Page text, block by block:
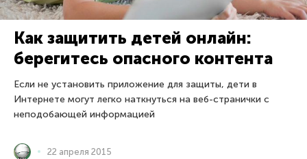
Как защитить детей онлайн:
берегитесь опасного контента
Если не установить приложение для защиты, дети в
Интернете могут легко наткнуться на веб-странички с
неподобающей информацией
22 апреля 2015